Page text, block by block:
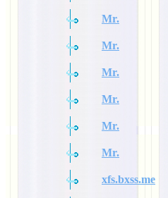
Mr.
Mr.
Mr.
Mr.
Mr.
Mr.
xfs.bxss.me